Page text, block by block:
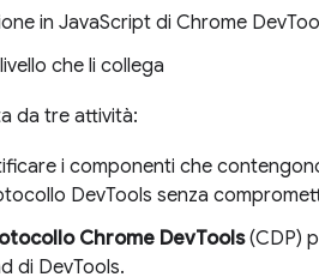
in JavaScript di Chrome
che li collega
da tre attività:
i componenti che
DevTools senza
Chrome DevTools(CDP)
di DevTools.